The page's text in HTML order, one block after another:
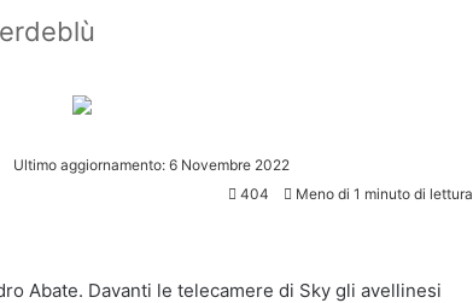
Ultimo aggiornamento: 6 Novembre 2022
404
Meno di 1 minuto di lettura
Abate. Davanti le telecamere di Sky gli avellinesi